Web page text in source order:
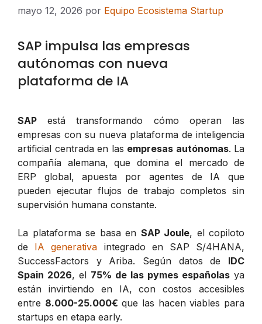
mayo 12, 2026 por Equipo Ecosistema Startup
SAP impulsa las empresas
autónomas con nueva
plataforma de IA
SAP está transformando cómo operan las
empresas con su nueva plataforma de inteligencia
artificial centrada en las empresas autónomas. La
compañía alemana, que domina el mercado de
ERP global, apuesta por agentes de IA que
pueden ejecutar flujos de trabajo completos sin
supervisión humana constante.
La plataforma se basa en SAP Joule, el copiloto
de IA generativa integrado en SAP S/4HANA,
SuccessFactors y Ariba. Según datos de IDC
Spain 2026, el 75% de las pymes españolas ya
están invirtiendo en IA, con costos accesibles
entre 8.000-25.000€ que las hacen viables para
startups en etapa early.